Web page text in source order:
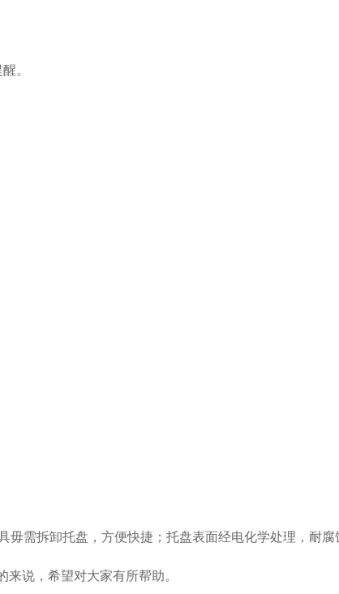
。
需拆卸托盘，方便快捷；托盘表面经电化学处理，耐腐
说，希望对大家有所帮助。